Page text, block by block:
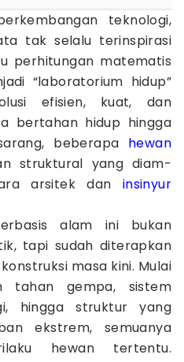
teknologi,
tak selalu terinspirasi
perhitungan matematis
“laboratorium hidup”
efisien, kuat, dan
bertahan hidup hingga
beberapa hewan
struktural yang diam-
arsitek dan insinyur
alam ini bukan
tapi sudah diterapkan
masa kini. Mulai
tahan gempa, sistem
hingga struktur yang
ekstrem, semuanya
hewan tertentu.